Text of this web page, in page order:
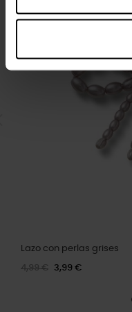
Lazo con perlas grises
4,99 € 3,99 €